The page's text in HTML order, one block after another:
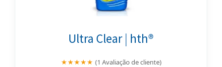
Ultra Clear | hth®
★★★★★ (1 Avaliação de cliente)